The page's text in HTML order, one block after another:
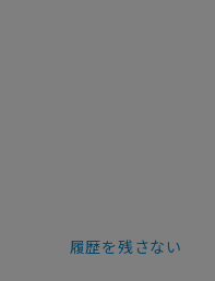
履歴を残さない